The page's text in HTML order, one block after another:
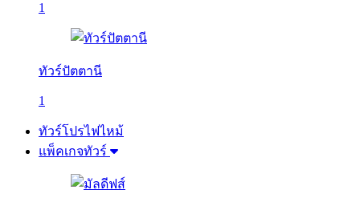
1
ทัวร์ปัตตานี
1
ทัวร์โปรไฟไหม้
แพ็คเกจทัวร์